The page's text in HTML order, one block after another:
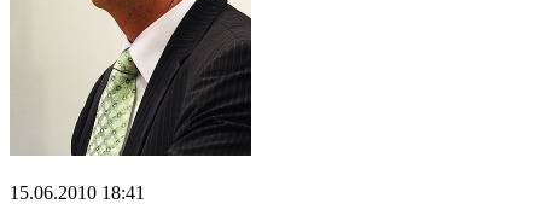
15.06.2010 18:41